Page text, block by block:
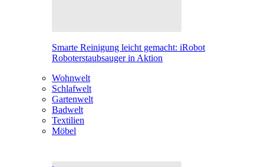
Smarte Reinigung leicht gemacht: iRobot
Roboterstaubsauger in Aktion
Wohnwelt
Schlafwelt
Gartenwelt
Badwelt
Textilien
Möbel